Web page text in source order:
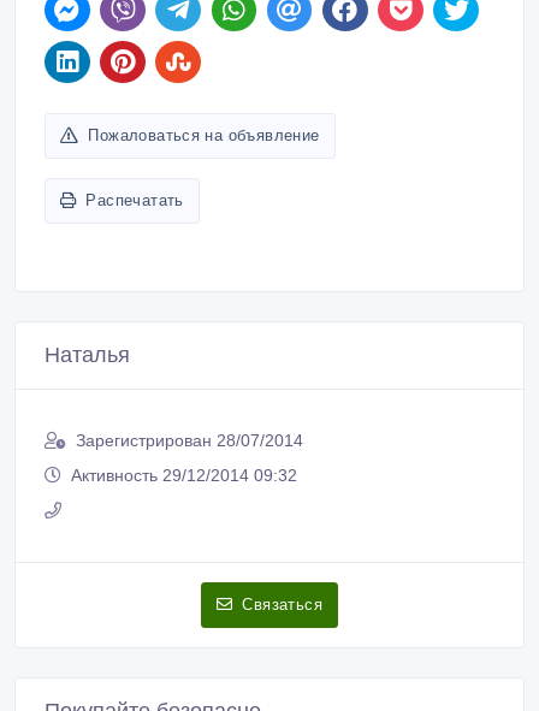
Пожаловаться на объявление
Распечатать
Наталья
Зарегистрирован 28/07/2014
Активность 29/12/2014 09:32
Связаться